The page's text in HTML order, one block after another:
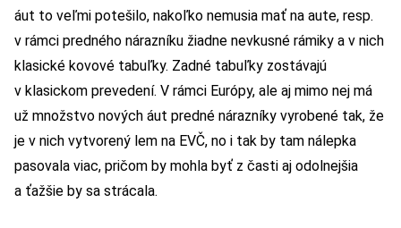
áut to veľmi potešilo, nakoľko nemusia mať na aute, resp.
v rámci predného nárazníku žiadne nevkusné rámiky a v nich
klasické kovové tabuľky. Zadné tabuľky zostávajú
v klasickom prevedení. V rámci Európy, ale aj mimo nej má
už množstvo nových áut predné nárazníky vyrobené tak, že
je v nich vytvorený lem na EVČ, no i tak by tam nálepka
pasovala viac, pričom by mohla byť z časti aj odolnejšia
a ťažšie by sa strácala.